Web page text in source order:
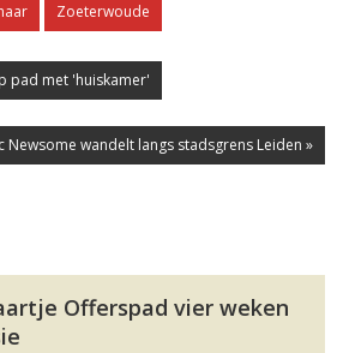
Zoeterwoude
pad met 'huiskamer'
Newsome wandelt langs stadsgrens Leiden »
Offerspad vier weken